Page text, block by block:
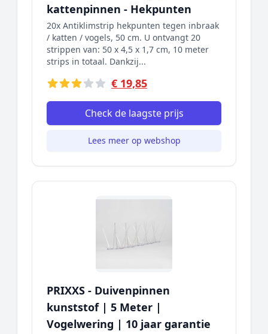
kattenpinnen - Hekpunten
20x Antiklimstrip hekpunten tegen inbraak
/ katten / vogels, 50 cm. U ontvangt 20
strippen van: 50 x 4,5 x 1,7 cm, 10 meter
strips in totaal. Dankzij...
€ 19,85
Check de laagste prijs
Lees meer op webshop
PRIXXS - Duivenpinnen
kunststof | 5 Meter |
Vogelwering | 10 jaar garantie